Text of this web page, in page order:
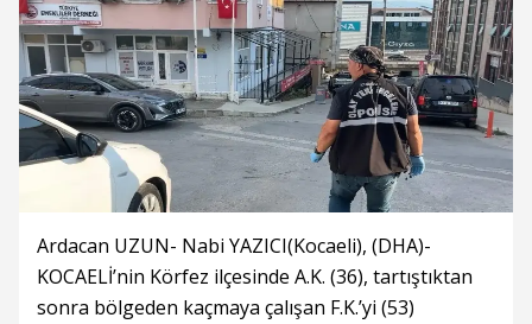
Ardacan UZUN- Nabi YAZICI(Kocaeli), (DHA)-
KOCAELİ’nin Körfez ilçesinde A.K. (36), tartıştıktan
sonra bölgeden kaçmaya çalışan F.K.’yi (53)